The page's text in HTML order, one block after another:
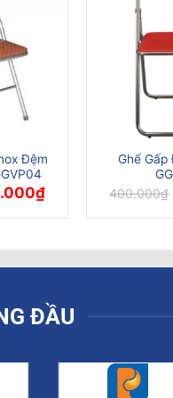
Đệm
₫Giá
hiện
tại
Ghế Gấp
400.000₫
ĐẦU